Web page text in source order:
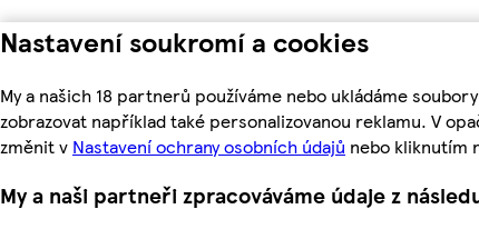
Nastavení soukromí a cookies
My a našich 18 partnerů používáme nebo ukládáme
zobrazovat například také personalizovanou reklamu. V
změnit v Nastavení ochrany osobních údajů nebo kliknutím
My a naši partneři zpracováváme údaje z